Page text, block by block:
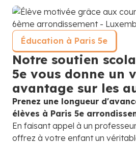
Éducation à Paris 5e
Notre soutien
5e vous donne un
avantage sur les
Prenez une longueur
élèves à Paris 5e
En faisant appel à un
offrez à votre enfant un